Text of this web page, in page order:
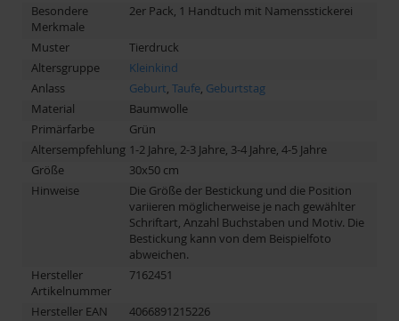
Besondere
Merkmale
2er Pack, 1 Handtuch mit Namensstickerei
Muster
Tierdruck
Altersgruppe
Kleinkind
Anlass
Geburt, Taufe, Geburtstag
Material
Baumwolle
Primärfarbe
Grün
Altersempfehlung 1-2 Jahre, 2-3 Jahre, 3-4 Jahre, 4-5 Jahre
Größe
30x50 cm
Hinweise
Die Größe der Bestickung und die Position
variieren möglicherweise je nach gewählter
Schriftart, Anzahl Buchstaben und Motiv. Die
Bestickung kann von dem Beispielfoto
abweichen.
Hersteller
Artikelnummer
7162451
Hersteller EAN
4066891215226